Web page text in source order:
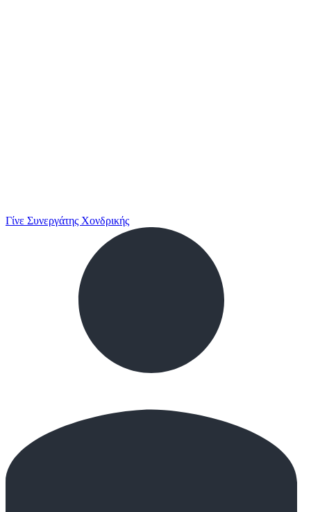
Γίνε Συνεργάτης Χονδρικής